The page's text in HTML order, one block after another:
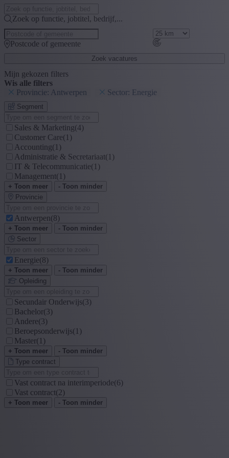
Zoek op functie, jobtitel, bedrijf,...
Postcode of gemeente
Zoek vacatures
Mijn gekozen filters
Wis alle filters
Provincie: Antwerpen
Sector: Energie
Segment
Sales & Marketing(4)
Customer Care(1)
Accounting(1)
Administratie & Secretariaat(1)
IT & Telecommunicatie(1)
Management(1)
+ Toon meer
- Toon minder
Provincie
Antwerpen(8)
+ Toon meer
- Toon minder
Sector
Energie(8)
+ Toon meer
- Toon minder
Opleiding
Secundair Onderwijs(3)
Bachelor(3)
Andere(3)
Beroepsonderwijs(1)
Master(1)
+ Toon meer
- Toon minder
Type contract
Vast contract na interimperiode(6)
Vast contract(2)
+ Toon meer - Toon minder